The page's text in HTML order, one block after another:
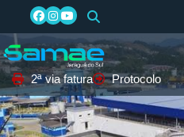
2ª via fatura Protocolo